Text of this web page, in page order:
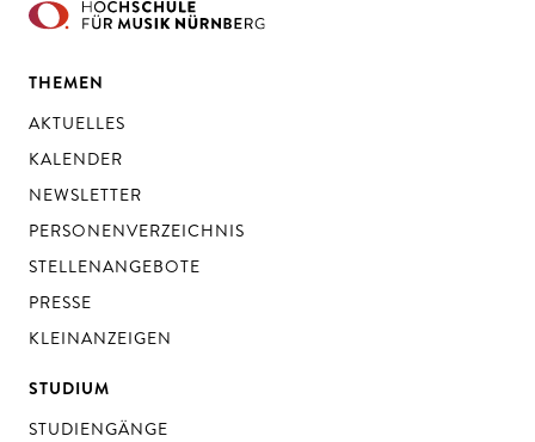
THEMEN
AKTUELLES
KALENDER
NEWSLETTER
PERSONENVERZEICHNIS
STELLENANGEBOTE
PRESSE
KLEINANZEIGEN
STUDIUM
STUDIENGÄNGE